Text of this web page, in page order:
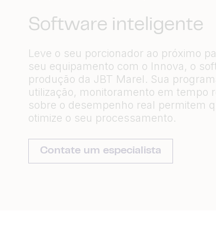
Software inteligente
Leve o seu porcionador ao próximo
seu equipamento com o Innova, o
produção da JBT Marel. Sua
utilização, monitoramento em tempo
sobre o desempenho real permitem
otimize o seu processamento.
Contate um especialista